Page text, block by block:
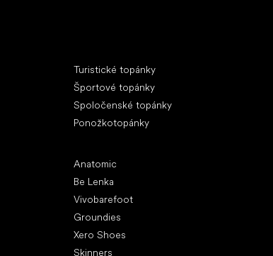
Turistické topánky
Športové topánky
Spoločenské topánky
Ponožkotopánky
Anatomic
Be Lenka
Vivobarefoot
Groundies
Xero Shoes
Skinners